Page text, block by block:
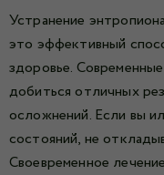
Устранение
это эффективный
здоровье.
добиться отличных
осложнений. Если вы
состояний, не
Своевременное